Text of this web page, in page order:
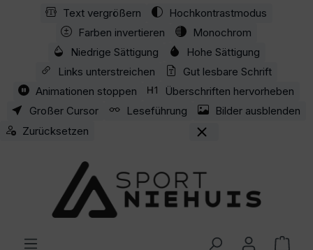
Zum Hauptinhalt springen
Text vergrößern
Hochkontrastmodus
Farben invertieren
Monochrom
Niedrige Sättigung
Hohe Sättigung
Links unterstreichen
Gut lesbare Schrift
Animationen stoppen
Überschriften hervorheben
Großer Cursor
Leseführung
Bilder ausblenden
Zurücksetzen